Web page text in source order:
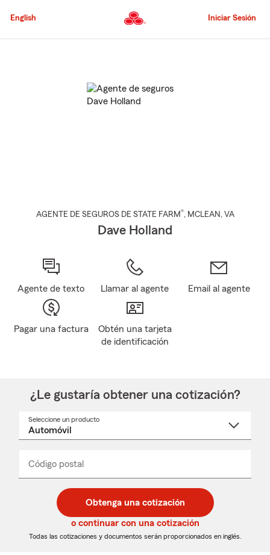
al
principal
English Iniciar Sesión
AGENTE DE SEGUROS DE STATE FARM®, MCLEAN , VA
Dave Holland
Agente de texto Llamar al agente Email al agente
Pagar una factura
Obtén una tarjeta
de identificación
¿Le gustaría obtener una cotización?
Seleccione un producto
desplegable
Código postal
de
5
dígitos
de
5
dígitos
_____
Obtenga una cotización
o continuar con una cotización
Todas las cotizaciones y documentos serán proporcionados en inglés.